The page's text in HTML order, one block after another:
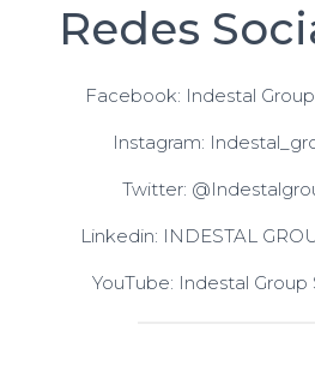
Redes
Facebook: Indestal Group
Instagram:
Twitter:
Linkedin: INDESTAL
YouTube: Indestal Group